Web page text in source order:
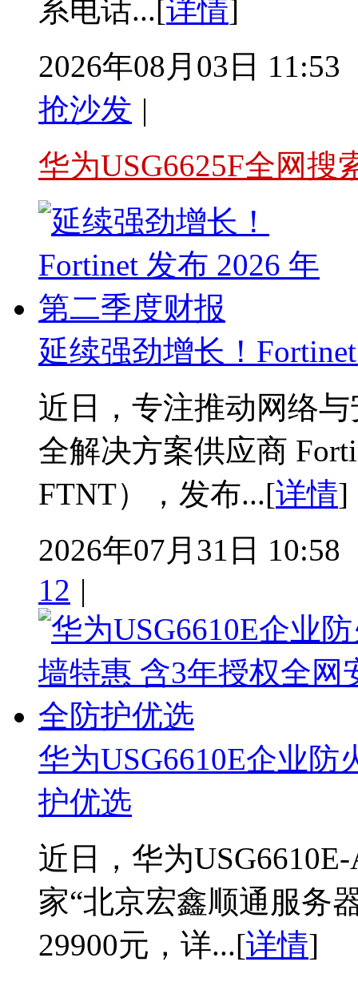
系电话...[详情]
2026年08月03日 11:53
抢沙发 |
华为USG6625F全网搜
延续强劲增长！
近日，专注推动网络
全解决方案供应商
FTNT），发布...[详情]
2026年07月31日 10:58
12 |
华为USG6610E企业
护优选
近日，华为
家“北京宏鑫顺通服务
29900元，详...[详情]